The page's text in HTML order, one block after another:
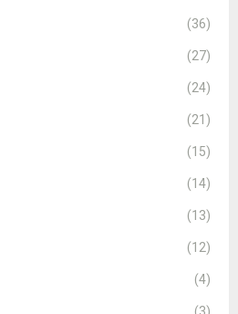
(36)
(27)
(24)
(21)
(15)
(14)
(13)
(12)
(4)